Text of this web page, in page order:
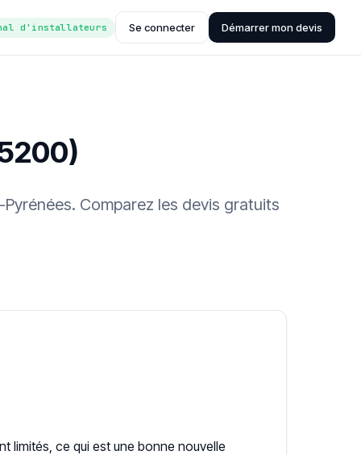
d'installateurs Se connecter Démarrer mon devis
Comparez les devis gratuits
limités, ce qui est une bonne nouvelle